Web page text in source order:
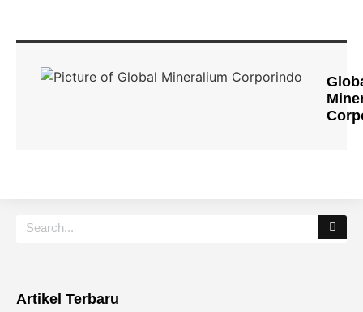
Artikel Terbaru